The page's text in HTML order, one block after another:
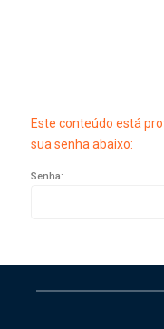
Este conteúdo está
sua senha abaixo:
Senha: